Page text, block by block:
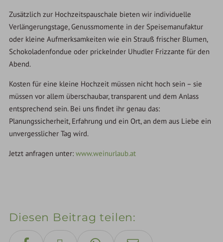
Zusätzlich zur Hochzeitspauschale bieten wir individuelle
Verlängerungstage, Genussmomente in der Speisemanufaktur
oder kleine Aufmerksamkeiten wie ein Strauß frischer Blumen,
Schokoladenfondue oder prickelnder Uhudler Frizzante für den
Abend.
Kosten für eine kleine Hochzeit müssen nicht hoch sein – sie
müssen vor allem überschaubar, transparent und dem Anlass
entsprechend sein. Bei uns findet ihr genau das:
Planungssicherheit, Erfahrung und ein Ort, an dem aus Liebe ein
unvergesslicher Tag wird.
Jetzt anfragen unter:www.weinurlaub.at
Diesen Beitrag teilen